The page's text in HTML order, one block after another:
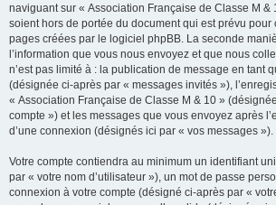
naviguant sur « Association Française de Classe M &
soient hors de portée du document qui est prévu pour
pages créées par le logiciel phpBB. La seconde
l’information que vous nous envoyez et que nous
n’est pas limité à : la publication de message en tant
(désignée ci-après par « messages invités »),
« Association Française de Classe M & 10 »
compte ») et les messages que vous envoyez après
d’une connexion (désignés ici par « vos messages »).
Votre compte contiendra au minimum un identifiant
par « votre nom d’utilisateur »), un mot de passe
connexion à votre compte (désigné ci-après par «